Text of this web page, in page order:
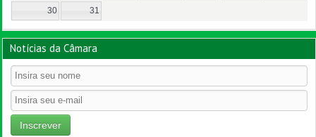
30 31
Notícias da Câmara
Inscrever